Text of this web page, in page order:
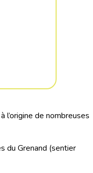
l’origine de nombreuses
du Grenand (sentier